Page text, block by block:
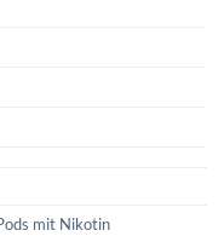
mit Nikotin